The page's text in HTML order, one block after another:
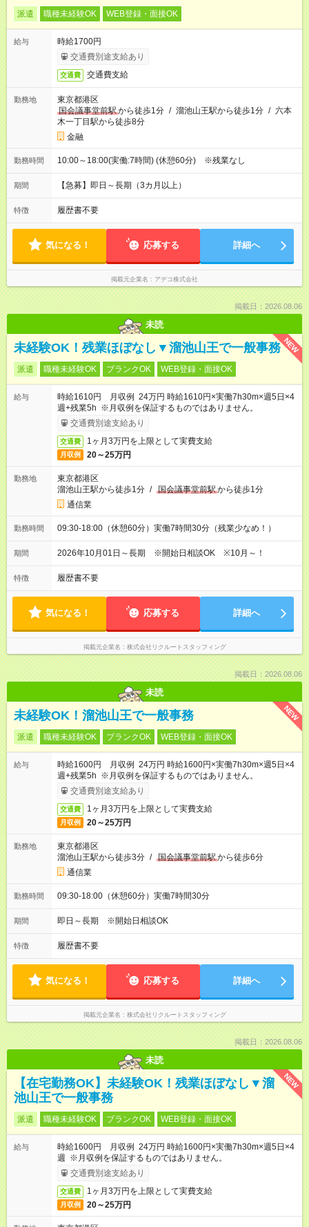
派遣 職種未経験OK WEB登録・面接OK
給与
時給1700円
交通費別途支給あり
交通費 交通費支給
勤務地
東京都港区
国会議事堂前駅から徒歩1分 / 溜池山王駅から徒歩1分 / 六本
木一丁目駅から徒歩8分
金融
勤務時間 10:00～18:00(実働:7時間) (休憩60分) ※残業なし
期間 【急募】即日～長期（3カ月以上）
特徴 履歴書不要
気になる！ 応募する 詳細へ
掲載元企業名 アデコ株式会社
掲載日：2026.08.06
未読
NEW
未経験OK！残業ほぼなし▼溜池山王で一般事務
派遣 職種未経験OK ブランクOK WEB登録・面接OK
給与
時給1610円 月収例 24万円 時給1610円×実働7h30m×週5日×4
週+残業5h ※月収例を保証するものではありません。
交通費別途支給あり
交通費 1ヶ月3万円を上限として実費支給
月収例 20～25万円
勤務地
東京都港区
溜池山王駅から徒歩1分 / 国会議事堂前駅から徒歩1分
通信業
勤務時間 09:30-18:00（休憩60分）実働7時間30分（残業少なめ！）
期間 2026年10月01日～長期 ※開始日相談OK ※10月～！
特徴 履歴書不要
気になる！ 応募する 詳細へ
掲載元企業名 株式会社リクルートスタッフィング
掲載日：2026.08.06
未読
NEW
未経験OK！溜池山王で一般事務
派遣 職種未経験OK ブランクOK WEB登録・面接OK
給与
時給1600円 月収例 24万円 時給1600円×実働7h30m×週5日×4
週+残業5h ※月収例を保証するものではありません。
交通費別途支給あり
交通費 1ヶ月3万円を上限として実費支給
月収例 20～25万円
勤務地
東京都港区
溜池山王駅から徒歩3分 / 国会議事堂前駅から徒歩6分
通信業
勤務時間 09:30-18:00（休憩60分）実働7時間30分
期間 即日～長期 ※開始日相談OK
特徴 履歴書不要
気になる！ 応募する 詳細へ
掲載元企業名 株式会社リクルートスタッフィング
掲載日：2026.08.06
未読
NEW
【在宅勤務OK】未経験OK！残業ほぼなし▼溜
池山王で一般事務
派遣 職種未経験OK ブランクOK WEB登録・面接OK
給与
時給1600円 月収例 24万円 時給1600円×実働7h30m×週5日×4
週 ※月収例を保証するものではありません。
交通費別途支給あり
交通費 1ヶ月3万円を上限として実費支給
月収例 20～25万円